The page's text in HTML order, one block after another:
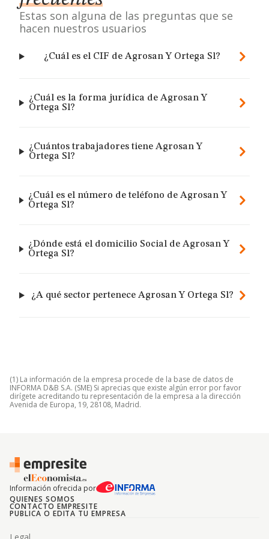
Estas son alguna de las preguntas que se
hacen nuestros usuarios
¿Cuál es el CIF de Agrosan Y Ortega Sl?
¿Cuál es la forma jurídica de Agrosan Y
Ortega Sl?
¿Cuántos trabajadores tiene Agrosan Y
Ortega Sl?
¿Cuál es el número de teléfono de Agrosan Y
Ortega Sl?
¿Dónde está el domicilio Social de Agrosan Y
Ortega Sl?
¿A qué sector pertenece Agrosan Y Ortega Sl?
(1) La información de la empresa procede de la base de datos de
INFORMA D&B S.A. (SME) Si aprecias que existe algún error por favor
dirígete acreditando tu representación de la empresa a la dirección
Avenida de Europa, 19, 28108, Madrid.
Información ofrecida por
QUIENES SOMOS
CONTACTO EMPRESITE
PUBLICA O EDITA TU EMPRESA